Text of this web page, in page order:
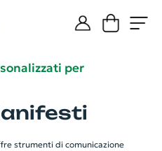
per
strumenti di comunicazione